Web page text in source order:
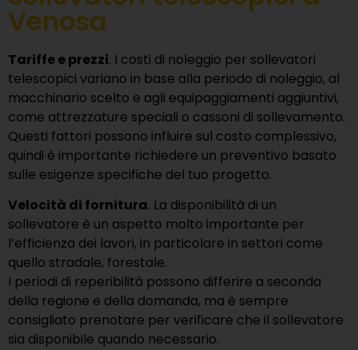
Venosa
Tariffe e prezzi. I costi di noleggio per sollevatori
telescopici variano in base alla periodo di noleggio, al
macchinario scelto e agli equipaggiamenti aggiuntivi,
come attrezzature speciali o cassoni di sollevamento.
Questi fattori possono influire sul costo complessivo,
quindi è importante richiedere un preventivo basato
sulle esigenze specifiche del tuo progetto.
Velocità di fornitura. La disponibilità di un
sollevatore è un aspetto molto importante per
l’efficienza dei lavori, in particolare in settori come
quello stradale, forestale.
I periodi di reperibilità possono differire a seconda
della regione e della domanda, ma è sempre
consigliato prenotare per verificare che il sollevatore
sia disponibile quando necessario.